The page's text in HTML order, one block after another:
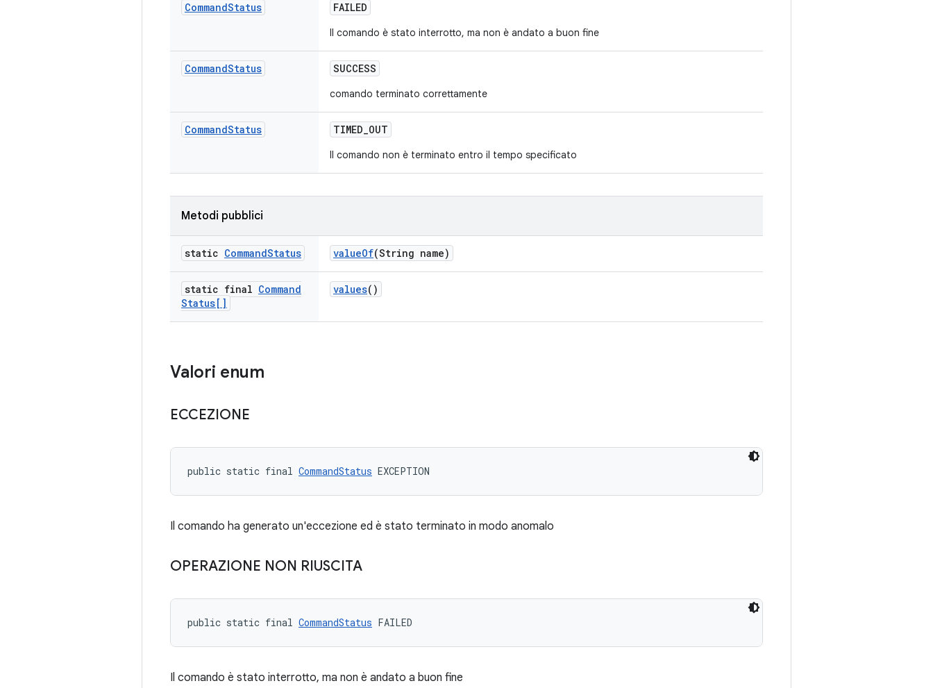
CommandStatus FAILED
Il comando è stato interrotto, ma non è andato a buon fine
CommandStatus SUCCESS
comando terminato correttamente
CommandStatus TIMED_OUT
Il comando non è terminato entro il tempo specificato
Metodi pubblici
static CommandStatus valueOf(String name)
static final Command
Status[]
values()
Valori enum
ECCEZIONE
public static final CommandStatus EXCEPTION
Il comando ha generato un'eccezione ed è stato terminato in modo anomalo
OPERAZIONE NON RIUSCITA
public static final CommandStatus FAILED
Il comando è stato interrotto, ma non è andato a buon fine